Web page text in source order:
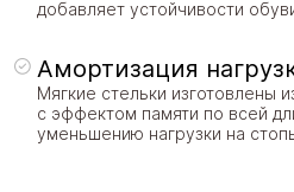
добавляет устойчивости
Амортизация
Мягкие стельки изготовлены
с эффектом памяти по всей
уменьшению нагрузки на